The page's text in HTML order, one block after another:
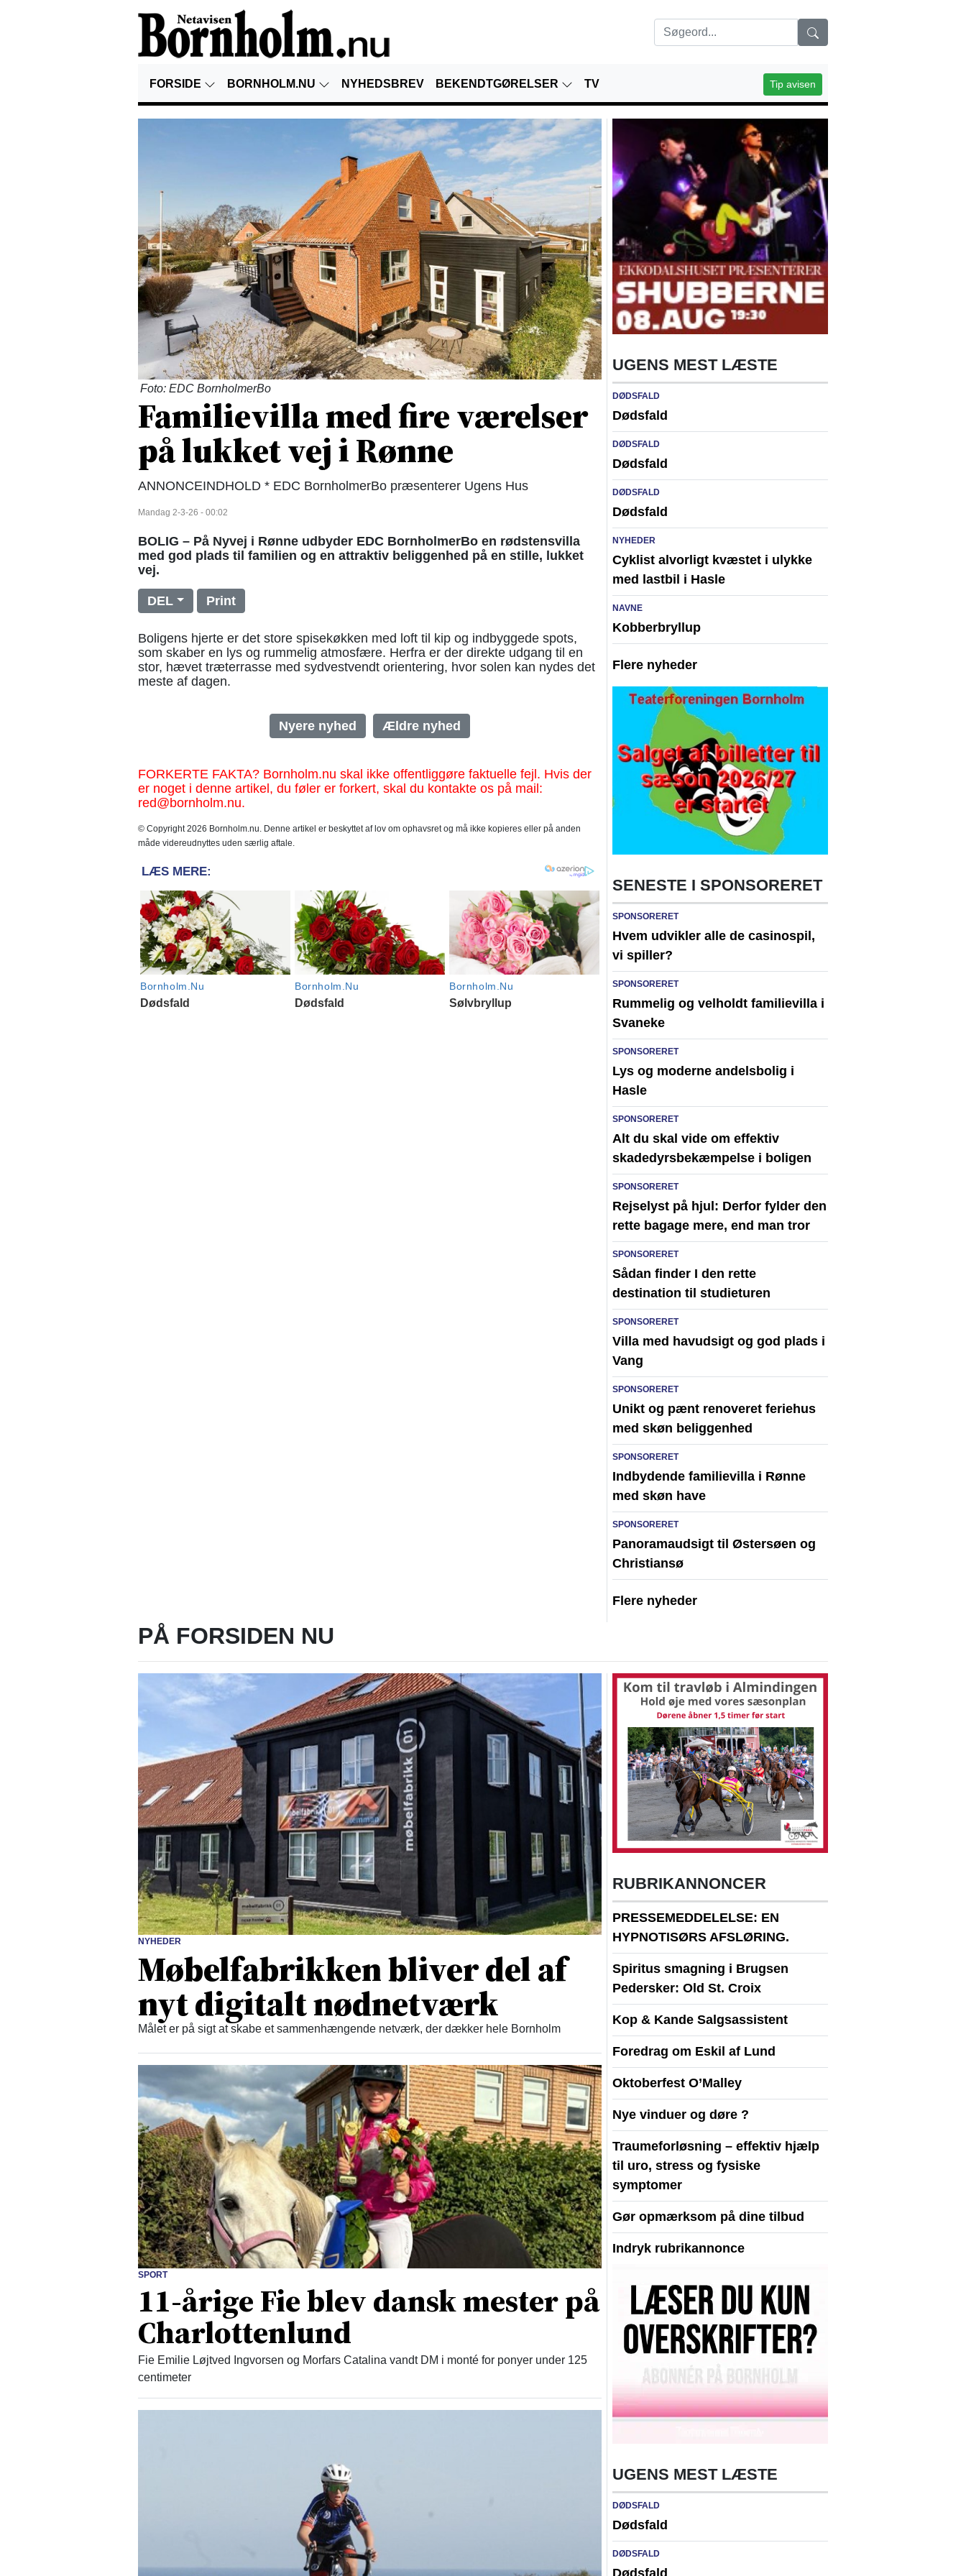
FORSIDE BORNHOLM.NU NYHEDSBREV BEKENDTGØRELSER TV Tip avisen
Foto: EDC BornholmerBo
Familievilla med fire værelser
på lukket vej i Rønne
ANNONCEINDHOLD * EDC BornholmerBo præsenterer Ugens Hus
Mandag 2-3-26 - 00:02
BOLIG – På Nyvej i Rønne udbyder EDC BornholmerBo en rødstensvilla
med god plads til familien og en attraktiv beliggenhed på en stille, lukket
vej.
DEL Print
Boligens hjerte er det store spisekøkken med loft til kip og indbyggede spots,
som skaber en lys og rummelig atmosfære. Herfra er der direkte udgang til en
stor, hævet træterrasse med sydvestvendt orientering, hvor solen kan nydes det
meste af dagen.
Nyere nyhed Ældre nyhed
FORKERTE FAKTA? Bornholm.nu skal ikke offentliggøre faktuelle fejl. Hvis der
er noget i denne artikel, du føler er forkert, skal du kontakte os på mail:
red@bornholm.nu.
© Copyright 2026 Bornholm.nu. Denne artikel er beskyttet af lov om ophavsret og må ikke kopieres eller på anden
måde videreudnyttes uden særlig aftale.
UGENS MEST LÆSTE
DØDSFALD
Dødsfald
DØDSFALD
Dødsfald
DØDSFALD
Dødsfald
NYHEDER
Cyklist alvorligt kvæstet i ulykke
med lastbil i Hasle
NAVNE
Kobberbryllup
Flere nyheder
SENESTE I SPONSORERET
SPONSORERET
Hvem udvikler alle de casinospil,
vi spiller?
SPONSORERET
Rummelig og velholdt familievilla i
Svaneke
SPONSORERET
Lys og moderne andelsbolig i
Hasle
SPONSORERET
Alt du skal vide om effektiv
skadedyrsbekæmpelse i boligen
SPONSORERET
Rejselyst på hjul: Derfor fylder den
rette bagage mere, end man tror
SPONSORERET
Sådan finder I den rette
destination til studieturen
SPONSORERET
Villa med havudsigt og god plads i
Vang
SPONSORERET
Unikt og pænt renoveret feriehus
med skøn beliggenhed
SPONSORERET
Indbydende familievilla i Rønne
med skøn have
SPONSORERET
Panoramaudsigt til Østersøen og
Christiansø
Flere nyheder
PÅ FORSIDEN NU
NYHEDER
Møbelfabrikken bliver del af
nyt digitalt nødnetværk
Målet er på sigt at skabe et sammenhængende netværk, der dækker hele Bornholm
SPORT
11-årige Fie blev dansk mester på
Charlottenlund
Fie Emilie Løjtved Ingvorsen og Morfars Catalina vandt DM i monté for ponyer under 125
centimeter
RUBRIKANNONCER
PRESSEMEDDELELSE: EN
HYPNOTISØRS AFSLØRING.
Spiritus smagning i Brugsen
Pedersker: Old St. Croix
Kop & Kande Salgsassistent
Foredrag om Eskil af Lund
Oktoberfest O’Malley
Nye vinduer og døre ?
Traumeforløsning – effektiv hjælp
til uro, stress og fysiske
symptomer
Gør opmærksom på dine tilbud
Indryk rubrikannonce
UGENS MEST LÆSTE
DØDSFALD
Dødsfald
DØDSFALD